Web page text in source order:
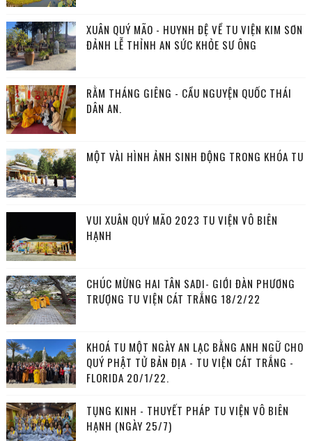
XUÂN QUÝ MÃO - HUYNH ĐỆ VỀ TU VIỆN KIM SƠN
ĐẢNH LỄ THỈNH AN SỨC KHỎE SƯ ÔNG
RẰM THÁNG GIÊNG - CẦU NGUYỆN QUỐC THÁI
DÂN AN.
MỘT VÀI HÌNH ẢNH SINH ĐỘNG TRONG KHÓA TU
VUI XUÂN QUÝ MÃO 2023 TU VIỆN VÔ BIÊN
HẠNH
CHÚC MỪNG HAI TÂN SADI- GIỚI ĐÀN PHƯƠNG
TRƯỢNG TU VIỆN CÁT TRẮNG 18/2/22
KHOÁ TU MỘT NGÀY AN LẠC BẰNG ANH NGỮ CHO
QUÝ PHẬT TỬ BẢN ĐỊA - TU VIỆN CÁT TRẮNG -
FLORIDA 20/1/22.
TỤNG KINH - THUYẾT PHÁP TU VIỆN VÔ BIÊN
HẠNH (NGÀY 25/7)